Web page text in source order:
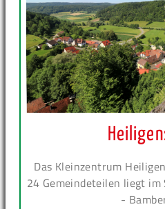
Das Kleinzentrum
24 Gemeindeteilen liegt
-